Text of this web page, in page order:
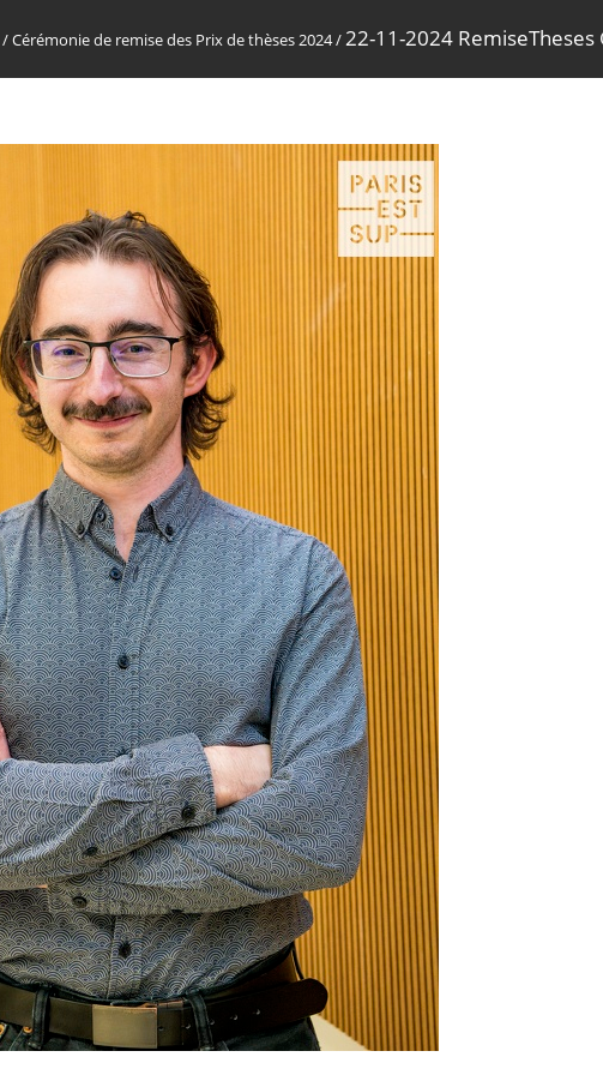
/Cérémonie de remise des Prix de thèses 2024/22-11-2024